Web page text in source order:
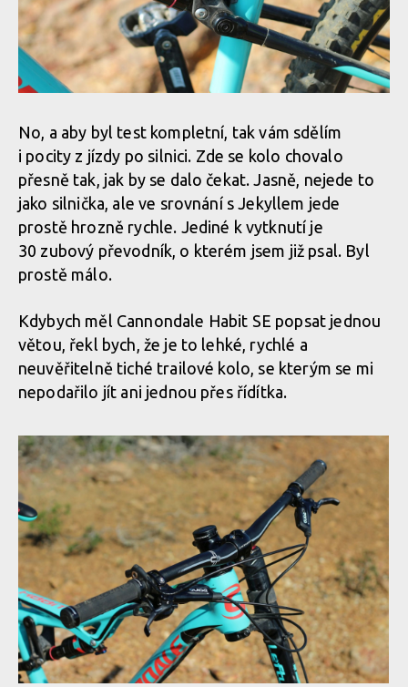
No, a aby byl test kompletní, tak vám sdělím
i pocity z jízdy po silnici. Zde se kolo chovalo
přesně tak, jak by se dalo čekat. Jasně, nejede to
jako silnička, ale ve srovnání s Jekyllem jede
prostě hrozně rychle. Jediné k vytknutí je
30 zubový převodník, o kterém jsem již psal. Byl
prostě málo.
Kdybych měl Cannondale Habit SE popsat jednou
větou, řekl bych, že je to lehké, rychlé a
neuvěřitelně tiché trailové kolo, se kterým se mi
nepodařilo jít ani jednou přes řídítka.